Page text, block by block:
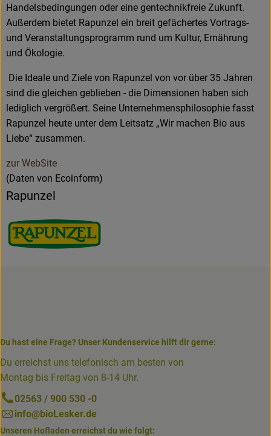
Handelsbedingungen oder eine gentechnikfreie Zukunft.
Außerdem bietet Rapunzel ein breit gefächertes Vortrags-
und Veranstaltungsprogramm rund um Kultur, Ernährung
und Ökologie.
Die Ideale und Ziele von Rapunzel von vor über 35 Jahren
sind die gleichen geblieben - die Dimensionen haben sich
lediglich vergrößert. Seine Unternehmensphilosophie fasst
Rapunzel heute unter dem Leitsatz „Wir machen Bio aus
Liebe“ zusammen.
zur WebSite
(Daten von Ecoinform)
Rapunzel
Du hast eine Frage? Unser Kundenservice hilft dir gerne:
Du erreichst uns telefonisch am besten von
Montag bis Freitag von 8-14 Uhr.
02563 / 900 530 -0
info@bioLesker.de
Unseren Hofladen erreichst du wie folgt: